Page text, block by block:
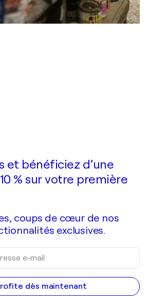
et bénéficiez d’une
% sur votre première
coups de cœur de nos
exclusives.
dès maintenant